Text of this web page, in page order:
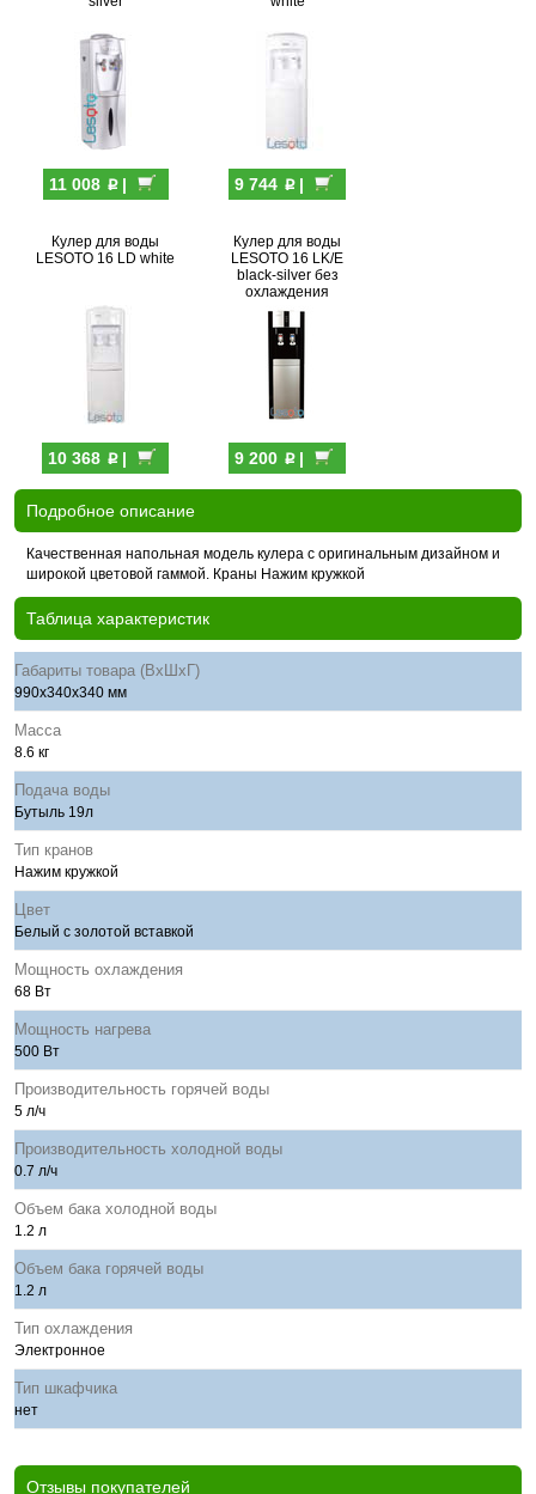
11 008 p| 9 744 p|
Кулер для воды
LESOTO 16 LD white
10 368 p|
Кулер для воды
LESOTO 16 LK/E
black-silver без
охлаждения
9 200 p|
Подробное описание
Качественная напольная модель кулера с оригинальным дизайном и
широкой цветовой гаммой. Краны Нажим кружкой
Таблица характеристик
Габариты товара (ВхШхГ)
990х340х340 мм
Масса
8.6 кг
Подача воды
Бутыль 19л
Тип кранов
Нажим кружкой
Цвет
Белый с золотой вставкой
Мощность охлаждения
68 Вт
Мощность нагрева
500 Вт
Производительность горячей воды
5 л/ч
Производительность холодной воды
0.7 л/ч
Объем бака холодной воды
1.2 л
Объем бака горячей воды
1.2 л
Тип охлаждения
Электронное
Тип шкафчика
нет
Отзывы покупателей